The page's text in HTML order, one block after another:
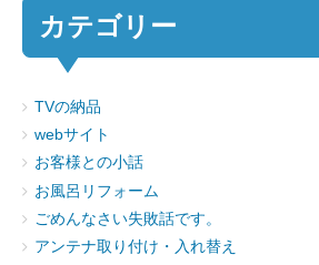
カテゴリー
TVの納品
webサイト
お客様との小話
お風呂リフォーム
ごめんなさい失敗話です。
アンテナ取り付け・入れ替え